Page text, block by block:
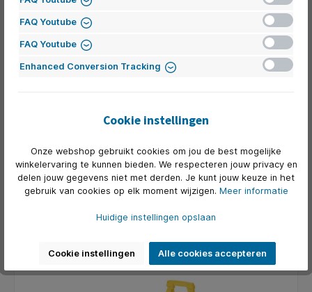
Tegenwoordig is digitale veiligheid net zo belangrijk als
fysieke veiligheid. Het is verstandig om te investeren in
goede antivirussoftware, firewallbeveiliging en regelmatig
beveiligingsupdates door te voeren om datalekken en
Hoewel niet verplicht, kunnen beveiligingscamera’s zorgen
gevoel geven voor medewerkers die 's avonds of in de
weekenden werken.
Automatische AED
Een AED (Automatische Externe Defibrillator) is een
verplicht om er één op kantoor te hebben, maar het kan
levens redden in noodsituaties.
FAQ Youtube
FAQ Youtube
Enhanced Conversion Tracking
Cookie instellingen
Onze webshop gebruikt cookies om jou de best mogelijke
winkelervaring te kunnen bieden. We respecteren jouw privacy en
delen jouw gegevens niet met derden. Je kunt jouw keuze in het
gebruik van cookies op elk moment wijzigen. Meer informatie
Huidige instellingen opslaan
Cookie instellingen Alle cookies accepteren